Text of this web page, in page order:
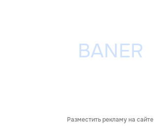
Разместить рекламу на сайте